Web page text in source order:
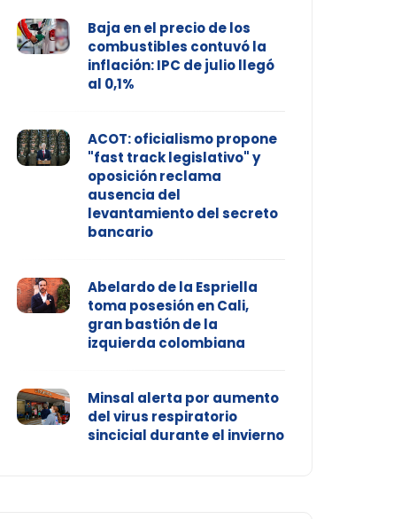
Baja en el precio de los
combustibles contuvó la
inflación: IPC de julio llegó
al 0,1%
ACOT: oficialismo propone
"fast track legislativo" y
oposición reclama
ausencia del
levantamiento del secreto
bancario
Abelardo de la Espriella
toma posesión en Cali,
gran bastión de la
izquierda colombiana
Minsal alerta por aumento
del virus respiratorio
sincicial durante el invierno